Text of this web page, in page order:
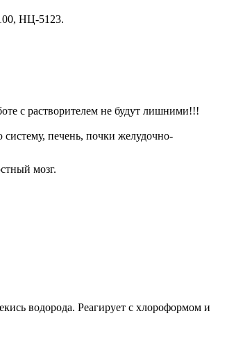
НЦ-5123.
с растворителем не будут лишними!!!
печень, почки желудочно-
мозг.
водорода. Реагирует с хлороформом и